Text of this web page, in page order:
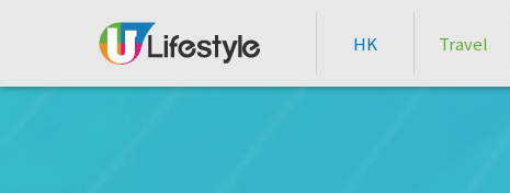
HK Travel